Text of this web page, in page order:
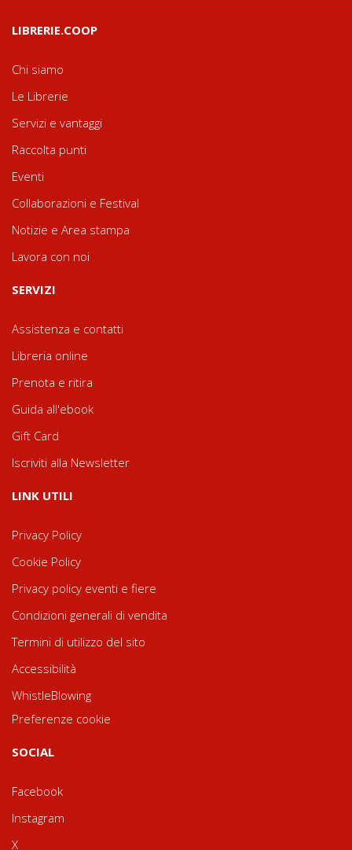
LIBRERIE.COOP
Chi siamo
Le Librerie
Servizi e vantaggi
Raccolta punti
Eventi
Collaborazioni e Festival
Notizie e Area stampa
Lavora con noi
SERVIZI
Assistenza e contatti
Libreria online
Prenota e ritira
Guida all'ebook
Gift Card
Iscriviti alla Newsletter
LINK UTILI
Privacy Policy
Cookie Policy
Privacy policy eventi e fiere
Condizioni generali di vendita
Termini di utilizzo del sito
Accessibilità
WhistleBlowing
Preferenze cookie
SOCIAL
Facebook
Instagram
X